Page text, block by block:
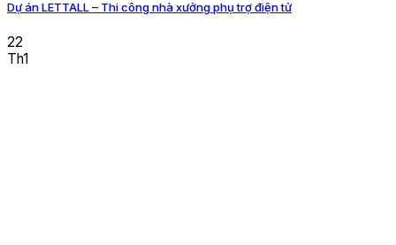
Dự án LETTALL – Thi công nhà xưởng phụ trợ điện tử
22
Th1